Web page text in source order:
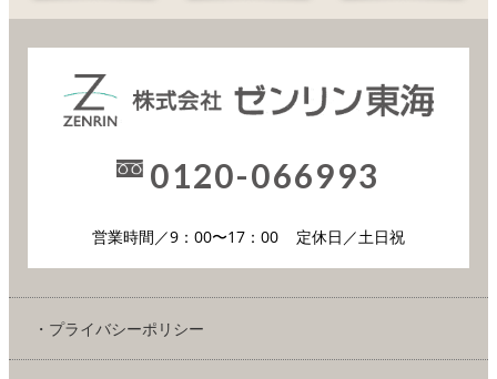
0120-066993
営業時間／9：00〜17：00 定休日／土日祝
・プライバシーポリシー